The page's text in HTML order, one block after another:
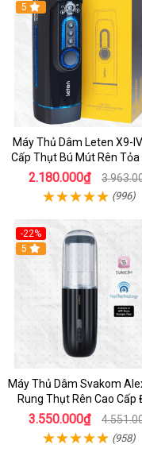
Hot
5
Máy Thủ Dâm Leten X9-
Cấp Thụt Bú Mút Rên Tỏa
Sạc Pin
2.180.000₫
(996)
-22%
5
Máy Thủ Dâm Svakom
Rung Thụt Rên Cao Cấp
Khiển App
3.550.000₫
(958)